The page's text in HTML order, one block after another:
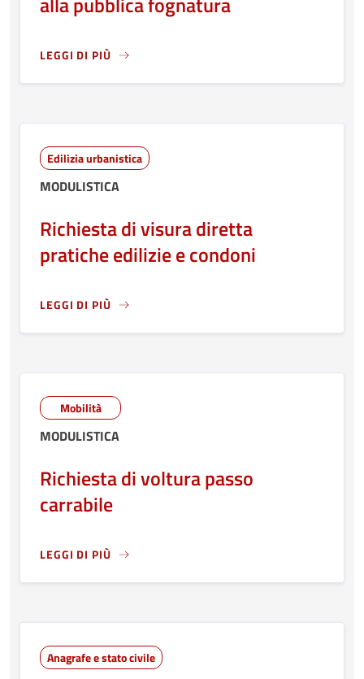
LEGGI DI PIÙ
LEGGI ANCORA RIGUARDO A: RICHIESTA DI VERIFICA SE
Edilizia urbanistica
MODULISTICA
Richiesta di visura diretta
pratiche edilizie e condoni
LEGGI DI PIÙ
LEGGI ANCORA RIGUARDO A: RICHIESTA DI VISURA
Mobilità
MODULISTICA
Richiesta di voltura passo
carrabile
LEGGI DI PIÙ
LEGGI ANCORA RIGUARDO A: RICHIESTA DI VOLTURA
Anagrafe e stato civile